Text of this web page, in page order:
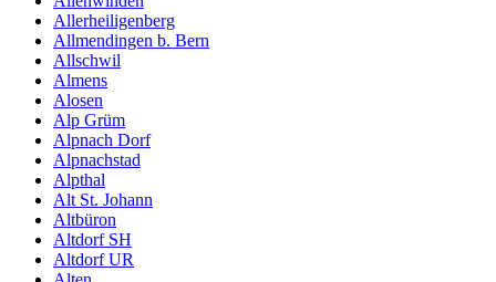
Allerheiligenberg
Allmendingen b. Bern
Allschwil
Almens
Alosen
Alp Grüm
Alpnach Dorf
Alpnachstad
Alpthal
Alt St. Johann
Altbüron
Altdorf SH
Altdorf UR